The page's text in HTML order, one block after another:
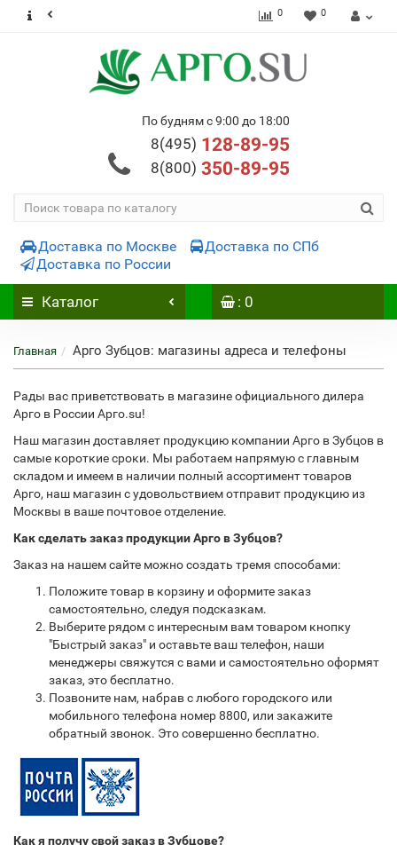
0 0
По будням с 9:00 до 18:00
8(495) 128-89-95
8(800) 350-89-95
Доставка по Москве
Доставка по СПб
Доставка по России
Каталог : 0
Главная Арго Зубцов: магазины адреса и телефоны
Рады вас приветствовать в магазине официального дилера
Арго в России Арго.su!
Наш магазин доставляет продукцию компании Арго в Зубцов в
самые короткие сроки. Мы работаем напрямую с главным
складом и имеем в наличии полный ассортимент товаров
Арго, наш магазин с удовольствием отправит продукцию из
Москвы в ваше почтовое отделение.
Как сделать заказ продукции Арго в Зубцов?
Заказ на нашем сайте можно создать тремя способами:
Положите товар в корзину и оформите заказ
самостоятельно, следуя подсказкам.
Выберите рядом с интересным вам товаром кнопку
"Быстрый заказ" и оставьте ваш телефон, наши
менеджеры свяжутся с вами и самостоятельно оформят
заказ, это бесплатно.
Позвоните нам, набрав с любого городского или
мобильного телефона номер 8800, или закажите
обратный звонок. Это совершенно бесплатно.
Как я получу свой заказ в Зубцове?